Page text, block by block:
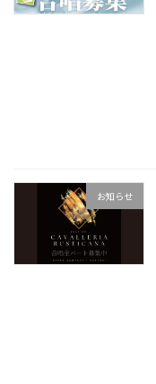
お知らせ